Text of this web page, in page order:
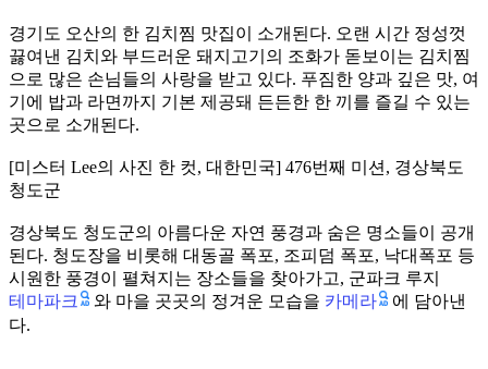
경기도 오산의 한 김치찜 맛집이 소개된다. 오랜 시간 정성껏
끓여낸 김치와 부드러운 돼지고기의 조화가 돋보이는 김치찜
으로 많은 손님들의 사랑을 받고 있다. 푸짐한 양과 깊은 맛, 여
기에 밥과 라면까지 기본 제공돼 든든한 한 끼를 즐길 수 있는
곳으로 소개된다.
[미스터 Lee의 사진 한 컷, 대한민국] 476번째 미션, 경상북도
청도군
경상북도 청도군의 아름다운 자연 풍경과 숨은 명소들이 공개
된다. 청도장을 비롯해 대동골 폭포, 조피덤 폭포, 낙대폭포 등
시원한 풍경이 펼쳐지는 장소들을 찾아가고, 군파크 루지
테마파크
와 마을 곳곳의 정겨운 모습을 카메라
에 담아낸
다.